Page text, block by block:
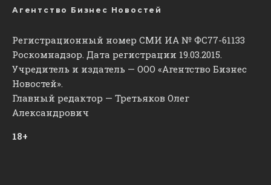
Агентство Бизнес Новостей
Регистрационный номер СМИ ИА № ФС77-61133
Роскомнадзор. Дата регистрации 19.03.2015.
Учредитель и издатель — ООО «Агентство Бизнес
Новостей».
Главный редактор — Третьяков Олег
Александрович
18+